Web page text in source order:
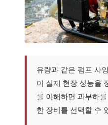
유량과 같은 펌프 사
이 실제 현장 성능을
를 이해하면 과부하
한 장비를 선택할 수